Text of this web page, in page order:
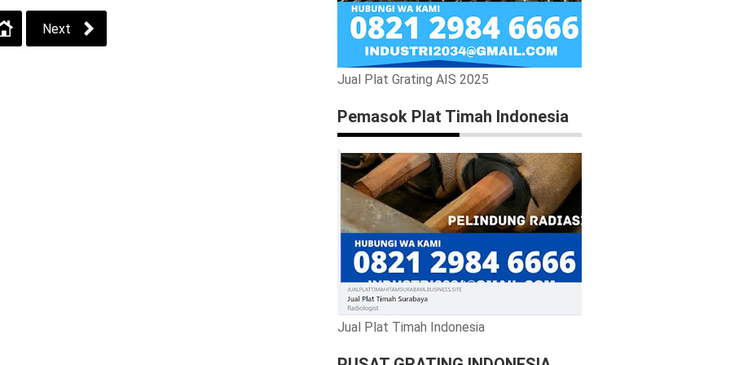
Next
Jual Plat Grating AIS 2025
Pemasok Plat Timah Indonesia
Jual Plat Timah Indonesia